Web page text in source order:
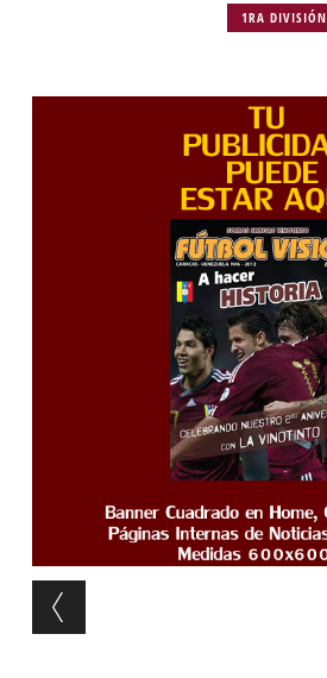
1RA DIVISIÓN
Post navigation